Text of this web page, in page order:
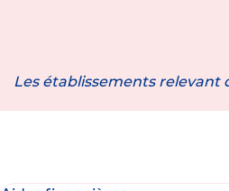
Les établissements relevant